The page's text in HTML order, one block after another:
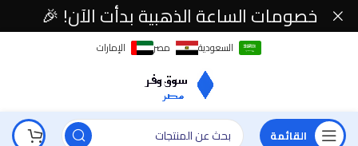
السعودية مصر الإمارات
القائمة
خصومات الساعة الذهبية بدأت الآن! 🎉